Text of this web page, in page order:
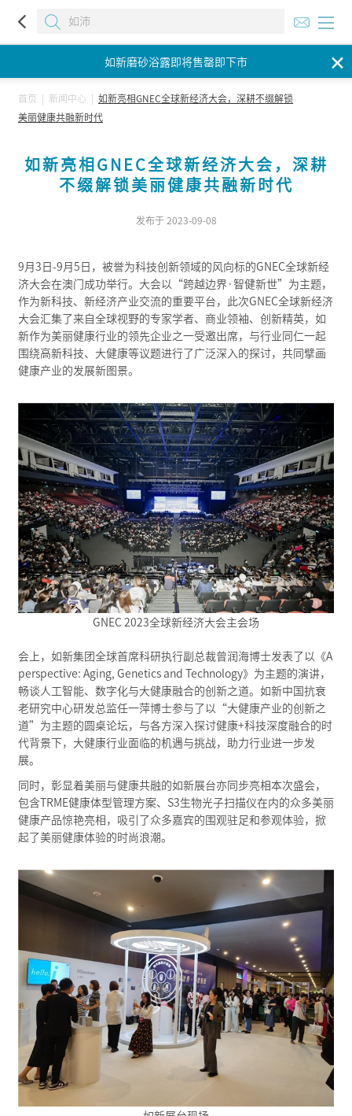
✕
如新磨砂浴露即将售罄即下市
如新磨砂浴露即将售罄即下市
首页 新闻中心
如新亮相GNEC全球新经济大会，深耕不缀解锁
美丽健康共融新时代
如新亮相GNEC全球新经济大会，深耕
不缀解锁美丽健康共融新时代
发布于 2023-09-08
9月3日-9月5日，被誉为科技创新领域的风向标的GNEC全球新经
济大会在澳门成功举行。大会以“跨越边界·智健新世”为主题，
作为新科技、新经济产业交流的重要平台，此次GNEC全球新经济
大会汇集了来自全球视野的专家学者、商业领袖、创新精英，如
新作为美丽健康行业的领先企业之一受邀出席，与行业同仁一起
围绕高新科技、大健康等议题进行了广泛深入的探讨，共同擘画
健康产业的发展新图景。
GNEC 2023全球新经济大会主会场
会上，如新集团全球首席科研执行副总裁曾润海博士发表了以《A
perspective: Aging, Genetics and Technology》为主题的演讲，
畅谈人工智能、数字化与大健康融合的创新之道。如新中国抗衰
老研究中心研发总监任一萍博士参与了以“大健康产业的创新之
道”为主题的圆桌论坛，与各方深入探讨健康+科技深度融合的时
代背景下，大健康行业面临的机遇与挑战，助力行业进一步发
展。
同时，彰显着美丽与健康共融的如新展台亦同步亮相本次盛会，
包含TRME健康体型管理方案、S3生物光子扫描仪在内的众多美丽
健康产品惊艳亮相，吸引了众多嘉宾的围观驻足和参观体验，掀
起了美丽健康体验的时尚浪潮。